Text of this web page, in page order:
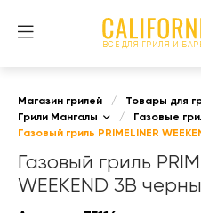
ВСЕ ДЛЯ ГРИЛЯ И
Магазин грилей / Товары для
Грили Мангалы
/ Газовые
Газовый гриль PRIMELINER
Газовый гриль
WEEKEND 3B